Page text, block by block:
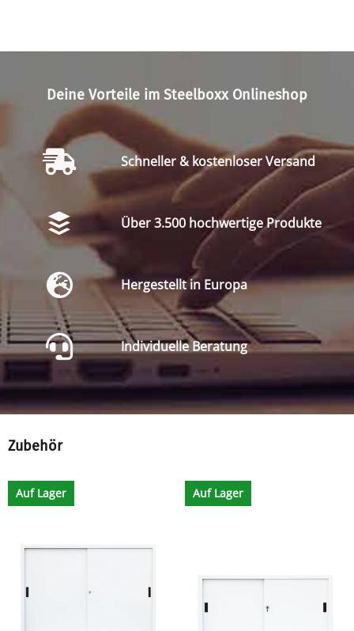
Deine Vorteile im Steelboxx Onlineshop
Schneller & kostenloser Versand
Über 3.500 hochwertige Produkte
Hergestellt in Europa
Individuelle Beratung
Zubehör
Auf Lager Auf Lager